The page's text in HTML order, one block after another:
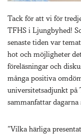
Tack för att vi för
TFHS i Ljungbyhed!
senaste tiden var
hot och möjligheter
föreläsningar och
många positiva
universitetsadjunkt på
sammanfattar dagarna
”Vilka härliga